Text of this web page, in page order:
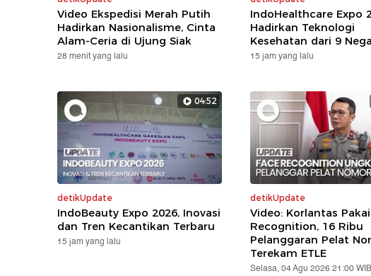
Video Ekspedisi Merah Putih
Hadirkan Nasionalisme, Cinta
Alam-Ceria di Ujung Siak
28 menit yang lalu
IndoHealthcare Expo
Hadirkan Teknologi
Kesehatan dari 9
15 jam yang lalu
04:52
detikUpdate
IndoBeauty Expo 2026, Inovasi
dan Tren Kecantikan Terbaru
15 jam yang lalu
detikUpdate
Video: Korlantas
Recognition, 16 Ribu
Pelanggaran Pelat
Terekam ETLE
Selasa, 04 Agu 2026 21:00 WIB